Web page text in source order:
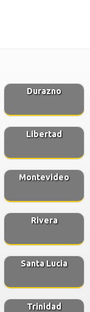
Durazno
Libertad
Montevideo
Rivera
Santa Lucia
Trinidad